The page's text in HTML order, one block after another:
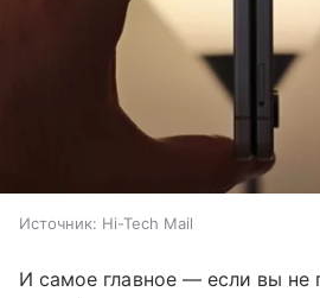
Источник: Hi-Tech Mail
И самое главное — если вы не